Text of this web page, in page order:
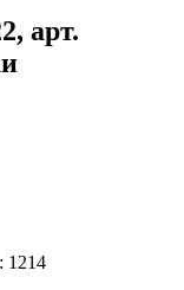
арт.
1214